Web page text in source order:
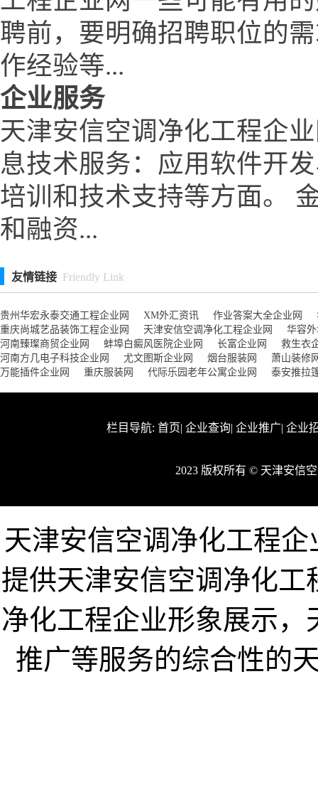
聘前，要明确招聘职位的
作经验等...
企业服务
天津安信空调净化工程企
息技术服务：应用软件开
培训和技术支持等方面。
和融资...
友情链接 Friendly Link
贵州华宏永泰交通工程企业网 XM外汇资讯 作业答案大全企业网
重庆尚城艺品装饰工程企业网
天津安信空调净化工程企业网
华容
河南臻璨商贸企业网
蚌埠白癜风医院企业网 长富企业网
救生衣
河南方几电子科技企业网
尤文图斯企业网 烟台服装网
萧山装修
万能插件企业网
重庆服装网 代际乐园老年公寓企业网 泰安推拉
栏目导航: 首页| 企业查询| 企业推广| 企业
2023 版权所有 © 天津安信
天津安信空调净化工程企
提供天津安信空调净化
净化工程企业形象展示
推广等服务的综合性的